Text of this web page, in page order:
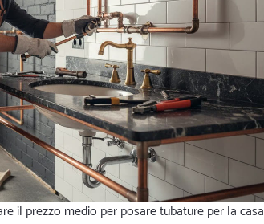
il prezzo medio per posare tubature per la casa